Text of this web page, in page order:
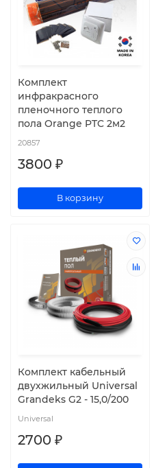
Комплект
инфракрасного
пленочного теплого
пола Orange PTC 2м2
20857
3800 ₽
В корзину
Комплект кабельный
двухжильный Universal
Grandeks G2 - 15,0/200
Universal
2700 ₽